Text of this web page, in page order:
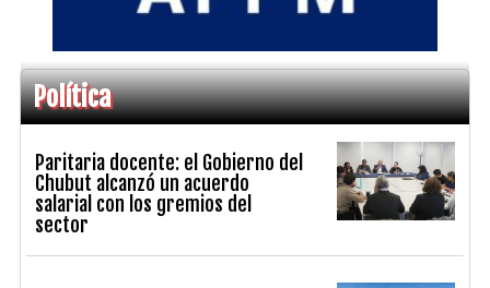
Política
Paritaria docente: el Gobierno del
Chubut alcanzó un acuerdo
salarial con los gremios del
sector